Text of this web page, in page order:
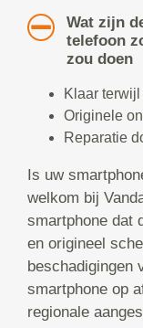
Wat zijn
telefoon
zou doen
Klaar
Originele
Reparatie
Is uw
welkom bij
smartphone dat
en origineel
beschadigingen
smartphone op
regionale